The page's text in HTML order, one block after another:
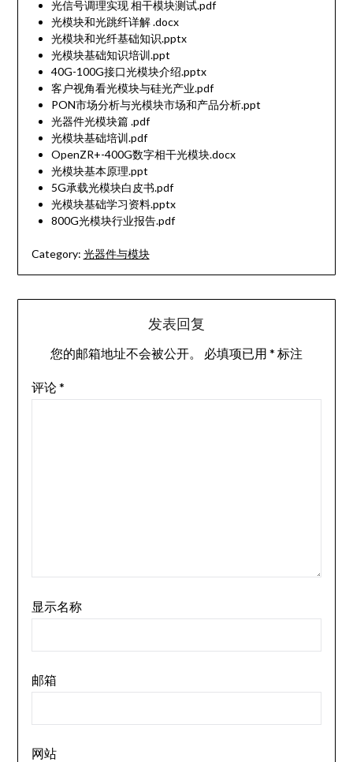
光信号调理实现 相干模块测试.pdf
光模块和光跳纤详解 .docx
光模块和光纤基础知识.pptx
光模块基础知识培训.ppt
40G-100G接口光模块介绍.pptx
客户视角看光模块与硅光产业.pdf
PON市场分析与光模块市场和产品分析.ppt
光器件光模块篇 .pdf
光模块基础培训.pdf
OpenZR+-400G数字相干光模块.docx
光模块基本原理.ppt
5G承载光模块白皮书.pdf
光模块基础学习资料.pptx
800G光模块行业报告.pdf
Category: 光器件与模块
发表回复
您的邮箱地址不会被公开。 必填项已用 * 标注
评论*
显示名称
邮箱
网站